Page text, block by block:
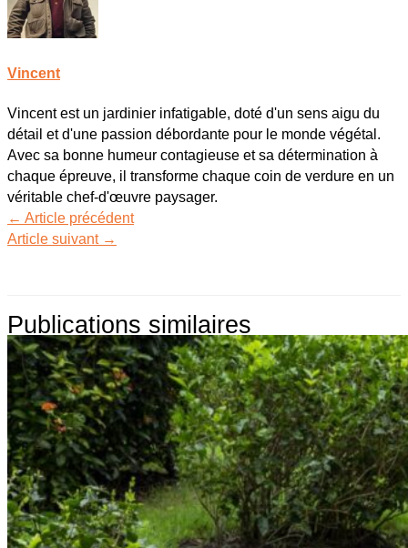
Vincent
Vincent est un jardinier infatigable, doté d'un sens aigu du
détail et d'une passion débordante pour le monde végétal.
Avec sa bonne humeur contagieuse et sa détermination à
chaque épreuve, il transforme chaque coin de verdure en un
véritable chef-d'œuvre paysager.
← Article précédent
Article suivant →
Publications similaires